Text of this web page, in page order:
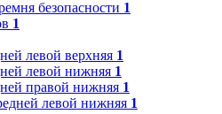
безопасности 1
1
левой верхняя 1
левой нижняя 1
правой нижняя 1
левой нижняя 1